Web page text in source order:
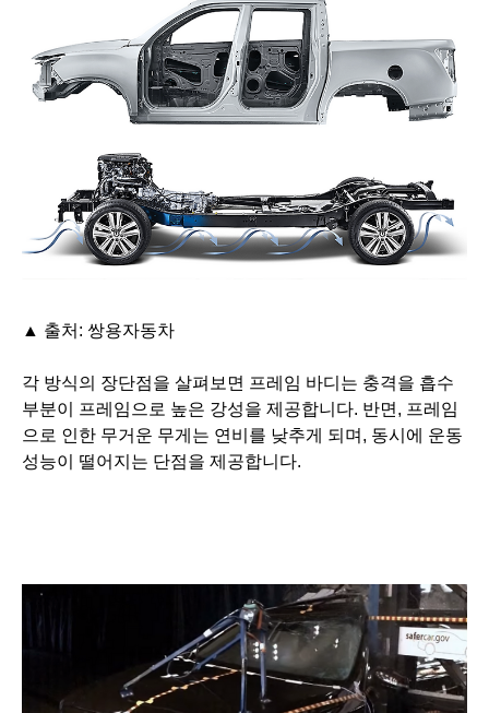
▲ 출처: 쌍용자동차
각 방식의 장단점을 살펴보면 프레임 바디는 충격을 흡수
부분이 프레임으로 높은 강성을 제공합니다. 반면, 프레임
으로 인한 무거운 무게는 연비를 낮추게 되며, 동시에 운동
성능이 떨어지는 단점을 제공합니다.